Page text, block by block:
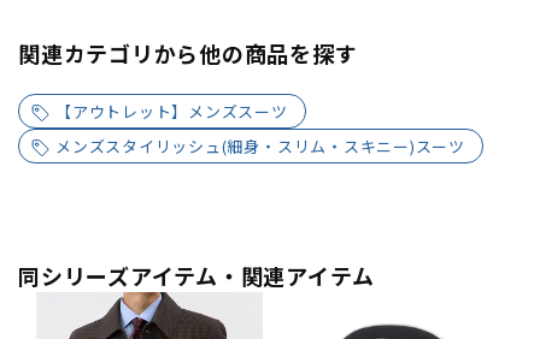
関連カテゴリから他の商品を探す
【アウトレット】メンズスーツ
メンズスタイリッシュ(細身・スリム・スキニー)スーツ
同シリーズアイテム・関連アイテム